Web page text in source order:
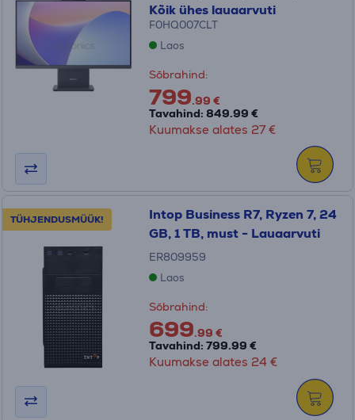
Kõik ühes lauaarvuti
F0HQ007CLT
Laos
Sõbrahind:
799.99 €
Tavahind: 849.99 €
Kuumakse alates 27 €
TÜHJENDUSMÜÜK!
Intop Business R7, Ryzen 7, 24
GB, 1 TB, must - Lauaarvuti
ER809959
Laos
Sõbrahind:
699.99 €
Tavahind: 799.99 €
Kuumakse alates 24 €